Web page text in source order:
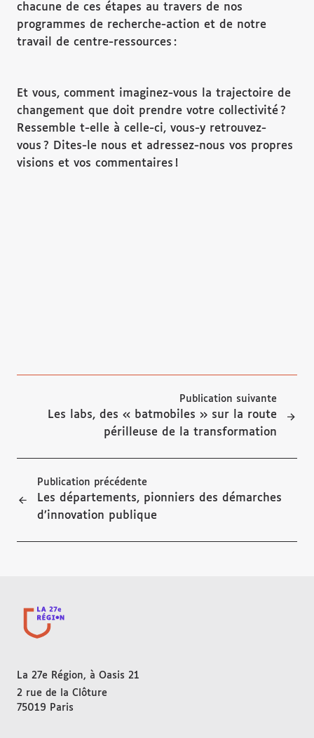
chacune de ces étapes au travers de nos
programmes de recherche-action et de notre
travail de centre-ressources :
Et vous, comment imaginez-vous la trajectoire de
changement que doit prendre votre collectivité ?
Ressemble t-elle à celle-ci, vous-y retrouvez-
vous ? Dites-le nous et adressez-nous vos propres
visions et vos commentaires !
Publication précédente
Les départements, pionniers des démarches
d’innovation publique
Publication suivante
Les labs, des « batmobiles » sur la route
périlleuse de la transformation
La 27e Région, à Oasis 21
2 rue de la Clôture
75019
Paris